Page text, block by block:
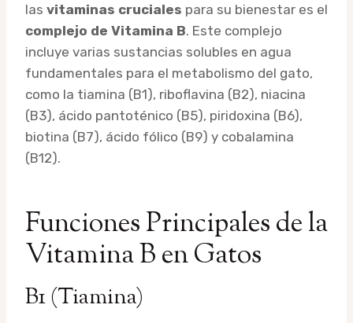
las vitaminas cruciales para su bienestar es el
complejo de Vitamina B. Este complejo
incluye varias sustancias solubles en agua
fundamentales para el metabolismo del gato,
como la tiamina (B1), riboflavina (B2), niacina
(B3), ácido pantoténico (B5), piridoxina (B6),
biotina (B7), ácido fólico (B9) y cobalamina
(B12).
Funciones Principales de la
Vitamina B en Gatos
B1 (Tiamina)